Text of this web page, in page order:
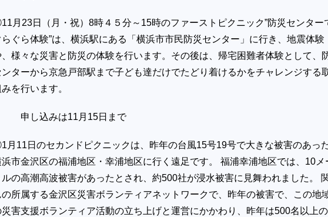
月23日（月・祝）8時４５分～15時のファーストピクニック”防災センター
らぐら体験”は、横浜駅にある「横浜市市民防災センター」に行き、地震体験
、様々な災害と防災の体験を行います。その後は、帰宅困難者体験として、
ンターから京急戸部駅まで子ども達だけでたどり着けるかをチャレンジする
を行います。
し込みは11月15日まで
月11日のセカンドピクニックは、昨年の台風15号19号で大きな被害のあった
浜市金沢区の福浦地区・幸浦地区に行く遠足です。 福浦幸浦地区では、10メ
ルの高潮高波被害があったとされ、約500社が浸水被害に見舞われました。
の所属する金沢区災害ボランティアネットワークで、昨年の被害で、この地
災害支援ボランティア活動の立ち上げと運営にかかわり、昨年は500名以上